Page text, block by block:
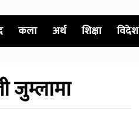
कला अर्थ शिक्षा विदेश
जुम्लामा